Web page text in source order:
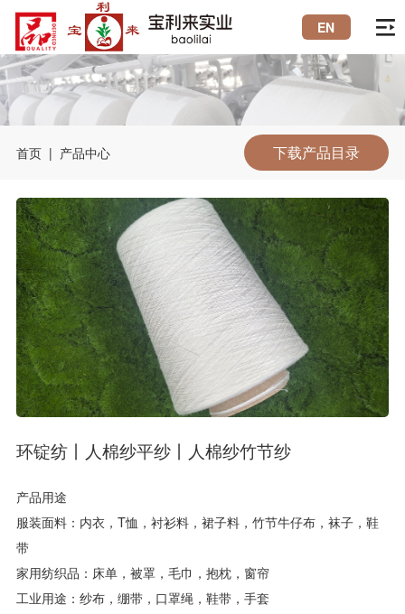
EN
首页
工艺流程
展会参展
行业知识
联系我们
首页| 产品中心 下载产品目录
环锭纺丨人棉纱平纱丨人棉纱竹节纱
产品用途
服装面料：内衣，T恤，衬衫料，裙子料，竹节牛仔布，袜子，鞋
带
家用纺织品：床单，被罩，毛巾，抱枕，窗帘
工业用途：纱布，绷带，口罩绳，鞋带，手套